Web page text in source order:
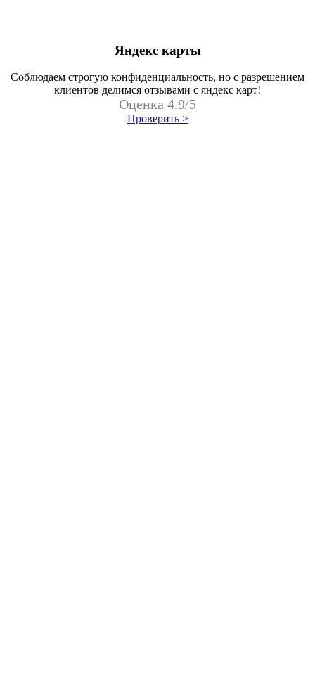
Яндекс карты
Соблюдаем строгую конфиденциальность, но с разрешением
клиентов делимся отзывами с яндекс карт!
Оценка 4.9/5
Проверить >